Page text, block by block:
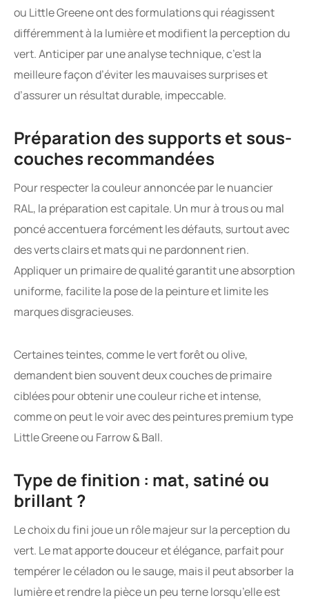
ou Little Greene ont des formulations qui réagissent
différemment à la lumière et modifient la perception du
vert. Anticiper par une analyse technique, c’est la
meilleure façon d’éviter les mauvaises surprises et
d’assurer un résultat durable, impeccable.
Préparation des supports et sous-
couches recommandées
Pour respecter la couleur annoncée par le nuancier
RAL, la préparation est capitale. Un mur à trous ou mal
poncé accentuera forcément les défauts, surtout avec
des verts clairs et mats qui ne pardonnent rien.
Appliquer un primaire de qualité garantit une absorption
uniforme, facilite la pose de la peinture et limite les
marques disgracieuses.
Certaines teintes, comme le vert forêt ou olive,
demandent bien souvent deux couches de primaire
ciblées pour obtenir une couleur riche et intense,
comme on peut le voir avec des peintures premium type
Little Greene ou Farrow & Ball.
Type de finition : mat, satiné ou
brillant ?
Le choix du fini joue un rôle majeur sur la perception du
vert. Le mat apporte douceur et élégance, parfait pour
tempérer le céladon ou le sauge, mais il peut absorber la
lumière et rendre la pièce un peu terne lorsqu’elle est